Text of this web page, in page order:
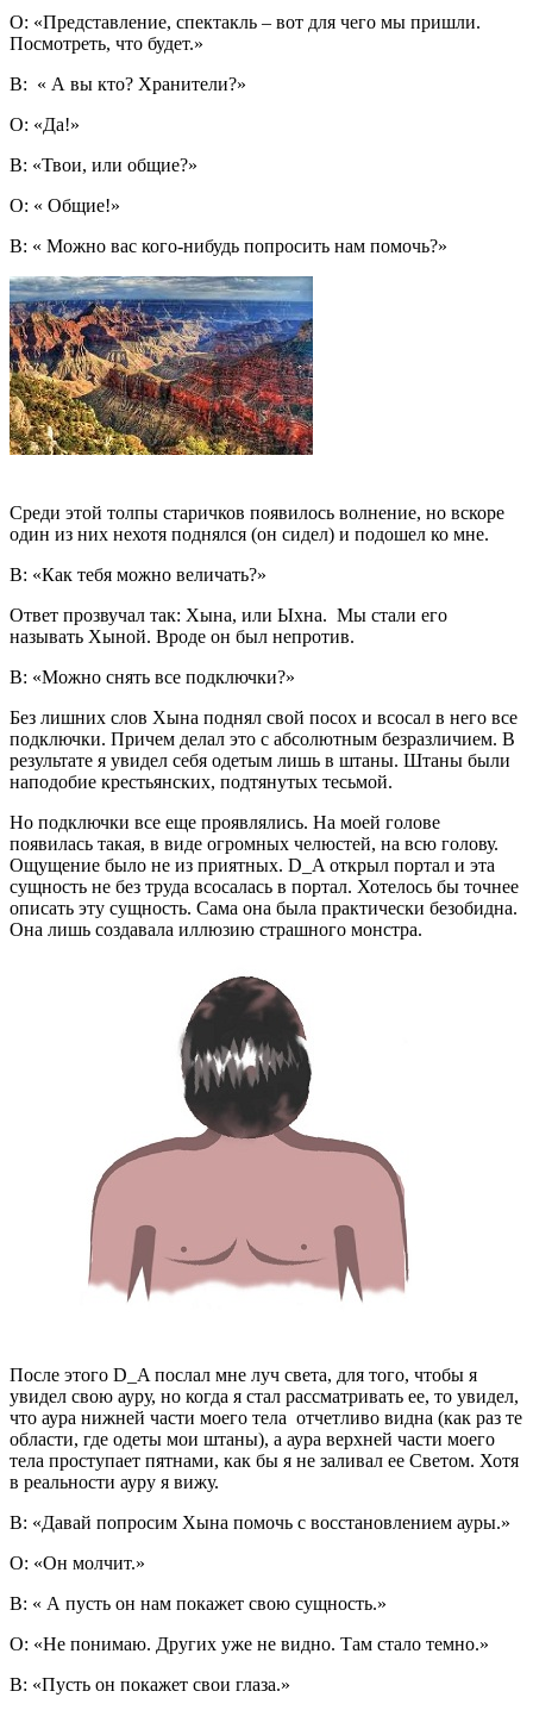
О: «Представление, спектакль – вот для чего мы пришли.
Посмотреть, что будет.»
В: « А вы кто? Хранители?»
О: «Да!»
В: «Твои, или общие?»
О: « Общие!»
В: « Можно вас кого-нибудь попросить нам помочь?»
Среди этой толпы старичков появилось волнение, но вскоре
один из них нехотя поднялся (он сидел) и подошел ко мне.
В: «Как тебя можно величать?»
Ответ прозвучал так: Хына, или Ыхна. Мы стали его
называть Хыной. Вроде он был непротив.
В: «Можно снять все подключки?»
Без лишних слов Хына поднял свой посох и всосал в него все
подключки. Причем делал это с абсолютным безразличием. В
результате я увидел себя одетым лишь в штаны. Штаны были
наподобие крестьянских, подтянутых тесьмой.
Но подключки все еще проявлялись. На моей голове
появилась такая, в виде огромных челюстей, на всю голову.
Ощущение было не из приятных. D_A открыл портал и эта
сущность не без труда всосалась в портал. Хотелось бы точнее
описать эту сущность. Сама она была практически безобидна.
Она лишь создавала иллюзию страшного монстра.
После этого D_A послал мне луч света, для того, чтобы я
увидел свою ауру, но когда я стал рассматривать ее, то увидел,
что аура нижней части моего тела отчетливо видна (как раз те
области, где одеты мои штаны), а аура верхней части моего
тела проступает пятнами, как бы я не заливал ее Светом. Хотя
в реальности ауру я вижу.
В: «Давай попросим Хына помочь с восстановлением ауры.»
О: «Он молчит.»
В: « А пусть он нам покажет свою сущность.»
О: «Не понимаю. Других уже не видно. Там стало темно.»
В: «Пусть он покажет свои глаза.»